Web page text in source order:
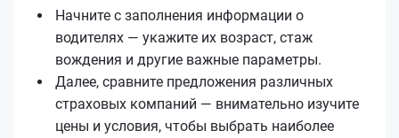
Начните с заполнения информации о
водителях — укажите их возраст, стаж
вождения и другие важные параметры.
Далее, сравните предложения различных
страховых компаний — внимательно изучите
цены и условия, чтобы выбрать наиболее